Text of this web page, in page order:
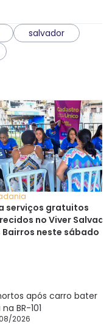
salvador
serviços gratuitos
no Viver
Bairros neste sábado
após carro bater
BR-101
2026